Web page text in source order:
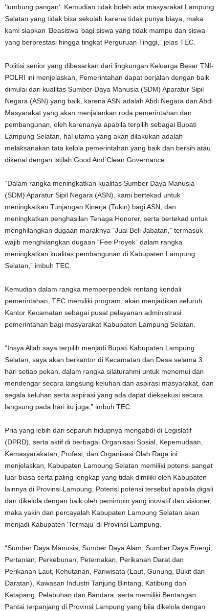
‘lumbung pangan’. Kemudian tidak boleh ada masyarakat Lampung
Selatan yang tidak bisa sekolah karena tidak punya biaya, maka
kami siapkan ‘Beasiswa’ bagi siswa yang tidak mampu dan siswa
yang berprestasi hingga tingkat Perguruan Tinggi,” jelas TEC.
Politisi senior yang dibesarkan dari lingkungan Keluarga Besar TNI-
POLRI ini menjelaskan, Pemerintahan dapat berjalan dengan baik
dimulai dari kualitas Sumber Daya Manusia (SDM) Aparatur Sipil
Negara (ASN) yang baik, karena ASN adalah Abdi Negara dan Abdi
Masyarakat yang akan menjalankan roda pemerintahan dan
pembangunan, oleh karenanya apabila terpilih sebagai Bupati
Lampung Selatan, hal utama yang akan dilakukan adalah
melaksanakan tata kelola pemerintahan yang baik dan bersih atau
dikenal dengan istilah Good And Clean Governance.
“Dalam rangka meningkatkan kualitas Sumber Daya Manusia
(SDM) Aparatur Sipil Negara (ASN), kami bertekad untuk
meningkatkan Tunjangan Kinerja (Tukin) bagi ASN, dan
meningkatkan penghasilan Tenaga Honorer, serta bertekad untuk
menghilangkan dugaan maraknya “Jual Beli Jabatan,” termasuk
wajib menghilangkan dugaan “Fee Proyek” dalam rangka
meningkatkan kualitas pembangunan di Kabupaten Lampung
Selatan,” imbuh TEC.
Kemudian dalam rangka memperpendek rentang kendali
pemerintahan, TEC memiliki program, akan menjadikan seluruh
Kantor Kecamatan sebagai pusat pelayanan administrasi
pemerintahan bagi masyarakat Kabupaten Lampung Selatan.
“Insya Allah saya terpilih menjadi Bupati Kabupaten Lampung
Selatan, saya akan berkantor di Kecamatan dan Desa selama 3
hari setiap pekan, dalam rangka silaturahmi untuk menemui dan
mendengar secara langsung keluhan dan aspirasi masyarakat, dan
segala keluhan serta aspirasi yang ada dapat dieksekusi secara
langsung pada hari itu juga,” imbuh TEC.
Pria yang lebih dari separuh hidupnya mengabdi di Legislatif
(DPRD), serta aktif di berbagai Organisasi Sosial, Kepemudaan,
Kemasyarakatan, Profesi, dan Organisasi Olah Raga ini
menjelaskan, Kabupaten Lampung Selatan memiliki potensi sangat
luar biasa serta paling lengkap yang tidak dimiliki oleh Kabupaten
lainnya di Provinsi Lampung. Potensi potensi tersebut apabila digali
dan dikelola dengan baik oleh pemimpin yang inovatif dan visioner,
maka yakin dan percayalah Kabupaten Lampung Selatan akan
menjadi Kabupaten ‘Termaju’ di Provinsi Lampung.
“Sumber Daya Manusia, Sumber Daya Alam, Sumber Daya Energi,
Pertanian, Perkebunan, Peternakan, Perikanan Darat dan
Perikanan Laut, Kehutanan, Pariwisata (Laut, Gunung, Bukit dan
Daratan), Kawasan Industri Tanjung Bintang, Katibung dan
Ketapang, Pelabuhan dan Bandara, serta memiliki Bentangan
Pantai terpanjang di Provinsi Lampung yang bila dikelola dengan